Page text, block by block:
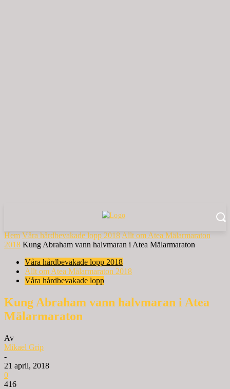
Hem Våra hårdbevakade lopp 2018 Allt om Atea Mälarmaraton
2018 Kung Abraham vann halvmaran i Atea Mälarmaraton
Våra hårdbevakade lopp 2018
Allt om Atea Mälarmaraton 2018
Våra hårdbevakade lopp
Kung Abraham vann halvmaran i Atea
Mälarmaraton
Av
Mikael Grip
-
21 april, 2018
0
416